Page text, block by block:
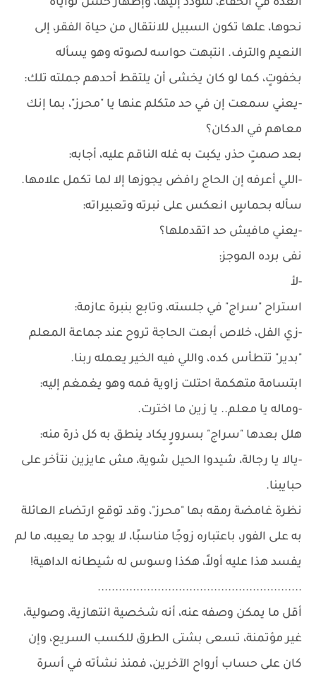
العدة في الخفاء، للتودد إليها، وإظهار حسن نواياه
نحوها، علها تكون السبيل للانتقال من حياة الفقر، إلى
النعيم والترف. انتبهت حواسه لصوته وهو يسأله
بخفوتٍ، كما لو كان يخشى أن يلتقط أحدهم جملته تلك:
-يعني سمعت إن في حد متكلم عنها يا "محرز"، بما إنك
معاهم في الدكان؟
بعد صمتٍ حذر، يكبت به غله الناقم عليه، أجابه:
-اللي أعرفه إن الحاج رافض يجوزها إلا لما تكمل علامها.
سأله بحماسٍ انعكس على نبرته وتعبيراته:
-يعني مافيش حد اتقدملها؟
نفى برده الموجز:
-لأ
استراح "سراج" في جلسته، وتابع بنبرة عازمة:
-زي الفل، خلاص أبعت الحاجة تروح عند جماعة المعلم
"بدير" تتطأس كده، واللي فيه الخير يعمله ربنا.
ابتسامة متهكمة احتلت زاوية فمه وهو يغمغم إليه:
-وماله يا معلم.. يا زين ما اخترت.
هلل بعدها "سراج" بسرورٍ يكاد ينطق به كل ذرة منه:
-يالا يا رجالة، شيدوا الحيل شوية، مش عايزين نتأخر على
حبايبنا.
نظرة غامضة رمقه بها "محرز"، وقد توقع ارتضاء العائلة
به على الفور، باعتباره زوجًا مناسبًا، لا يوجد ما يعيبه، ما لم
يفسد هذا عليه أولاً، هكذا وسوس له شيطانه الداهية!
..........................................................
أقل ما يمكن وصفه عنه، أنه شخصية انتهازية، وصولية،
غير مؤتمنة، تسعى بشتى الطرق للكسب السريع، وإن
كان على حساب أرواح الآخرين، فمنذ نشأته في أسرة